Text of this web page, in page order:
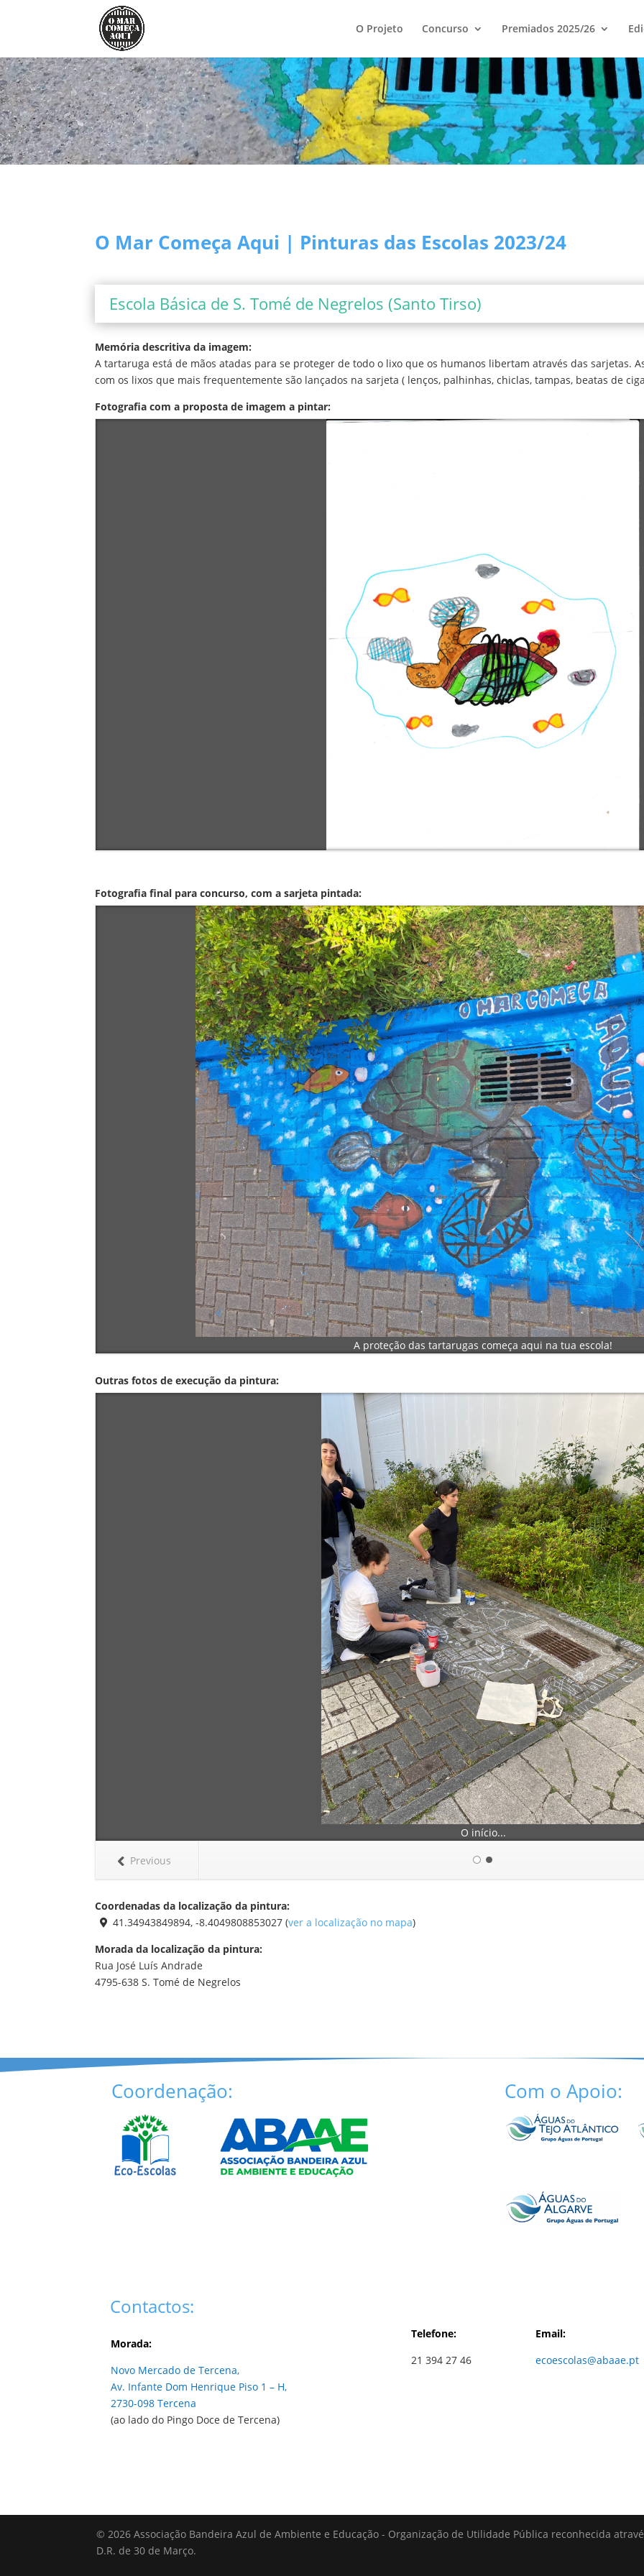
O Projeto Concurso Premiados 2025/26
O Mar Começa Aqui | Pinturas das Escolas 2023/24
Escola Básica de S. Tomé de Negrelos (Santo Tirso)
Memória descritiva da imagem:
A tartaruga está de mãos atadas para se proteger de todo o lixo que os humanos libertam através das sarjetas.
com os lixos que mais frequentemente são lançados na sarjeta ( lenços, palhinhas, chiclas, tampas, beatas de
Fotografia com a proposta de imagem a pintar:
Fotografia final para concurso, com a sarjeta pintada:
A proteção das tartarugas começa aqui na tua escola!
Outras fotos de execução da pintura:
O início...
Previous
Coordenadas da localização da pintura:
41.34943849894, -8.4049808853027 (ver a localização no mapa)
Morada da localização da pintura:
Rua José Luís Andrade
4795-638 S. Tomé de Negrelos
Coordenação: Com o Apoio:
Contactos:
Morada:
Novo Mercado de Tercena,
Av. Infante Dom Henrique Piso 1 – H,
2730-098 Tercena
(ao lado do Pingo Doce de Tercena)
Telefone:
21 394 27 46
Email:
ecoescolas@abaae.pt
© 2026 Associação Bandeira Azul de Ambiente e Educação - Organização de Utilidade Pública reconhecida
D.R. de 30 de Março.